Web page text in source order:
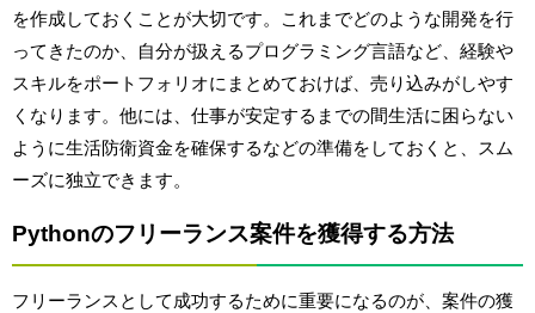
を作成しておくことが大切です。これまでどのような開発を行
ってきたのか、自分が扱えるプログラミング言語など、経験や
スキルをポートフォリオにまとめておけば、売り込みがしやす
くなります。他には、仕事が安定するまでの間生活に困らない
ように生活防衛資金を確保するなどの準備をしておくと、スム
ーズに独立できます。
Pythonのフリーランス案件を獲得する方法
フリーランスとして成功するために重要になるのが、案件の獲